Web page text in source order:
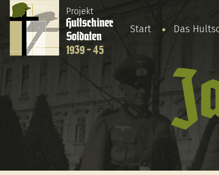
Projekt
Hultschiner
Soldaten
1939 - 45
Start Das